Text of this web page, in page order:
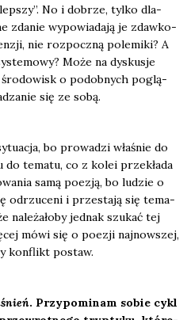
No i dobrze, tyl­ko dla­
zda­nie wypo­wia­da­ją je zdaw­ko­
nie roz­pocz­ną pole­mi­ki? A
Może na dys­ku­sje
o podob­nych poglą­
się ze sobą.
bo pro­wa­dzi wła­śnie do
tema­tu, co z kolei prze­kła­da
samą poezją, bo ludzie o
odrzu­ce­ni i prze­sta­ją się tema­
nale­ża­ło­by jed­nak szu­kać tej
mówi się o poezji naj­now­szej,
kon­flikt postaw.
. Przy­po­mi­nam sobie cykl